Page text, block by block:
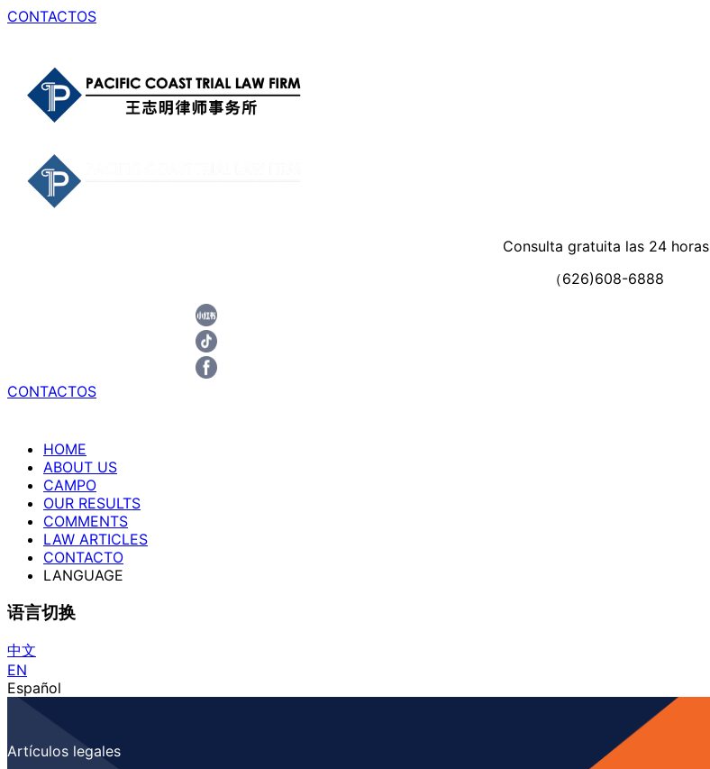
CONTACTOS
Consulta gratuita las 24 horas
（626)608-6888
CONTACTOS
HOME
ABOUT US
CAMPO
OUR RESULTS
COMMENTS
LAW ARTICLES
CONTACTO
LANGUAGE
语言切换
中文
EN
Español
Artículos legales